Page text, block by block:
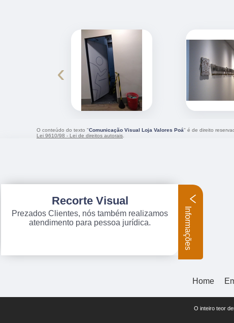
‹
O conteúdo do texto "Comunicação Visual Loja Valores Poá" é de direito
Lei 9610/98 - Lei de direitos autorais.
Home
O inteiro teor
Recorte Visual
Prezados Clientes, nós também realizamos
atendimento para pessoa jurídica.
Informações